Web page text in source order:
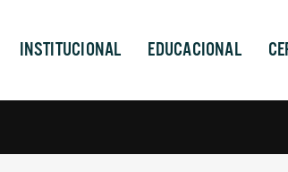
INSTITUCIONAL EDUCACIONAL